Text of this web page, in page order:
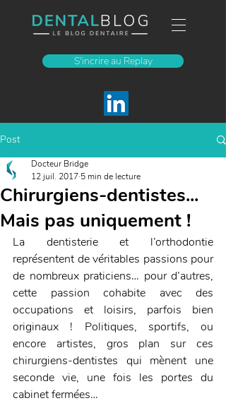
S'incrire au Replay
Post
Chirurgiens-dentistes...
Mais pas uniquement !
Docteur Bridge
12 juil. 2017 5 min de lecture
La dentisterie et l’orthodontie
représentent de véritables passions pour
de nombreux praticiens… pour d’autres,
cette passion cohabite avec des
occupations et loisirs, parfois bien
originaux ! Politiques, sportifs, ou
encore artistes, gros plan sur ces
chirurgiens-dentistes qui mènent une
seconde vie, une fois les portes du
cabinet fermées…